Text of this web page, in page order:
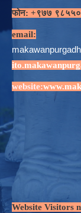
फोन: +९७७
email:
website:
Website Visitors